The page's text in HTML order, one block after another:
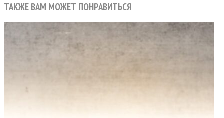
ТАКЖЕ ВАМ МОЖЕТ ПОНРАВИТЬСЯ